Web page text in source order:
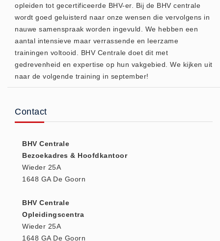
Winkel
(20)
AED apparaten (11)
Actie (5)
AED
AED elektroden (18)
Beademings materialen (6)
BHV Kasten
BHV Kleding
opleiden tot gecertificeerde BHV-er. Bij de BHV centrale
wordt goed geluisterd naar onze wensen die vervolgens in
nauwe samenspraak worden ingevuld. We hebben een
aantal intensieve maar verrassende en leerzame
trainingen voltooid. BHV Centrale doet dit met
gedrevenheid en expertise op hun vakgebied. We kijken uit
naar de volgende training in september!
Contact
BHV Centrale
Bezoekadres & Hoofdkantoor
Wieder 25A
1648 GA De Goorn
BHV Centrale
Opleidingscentra
Wieder 25A
1648 GA De Goorn